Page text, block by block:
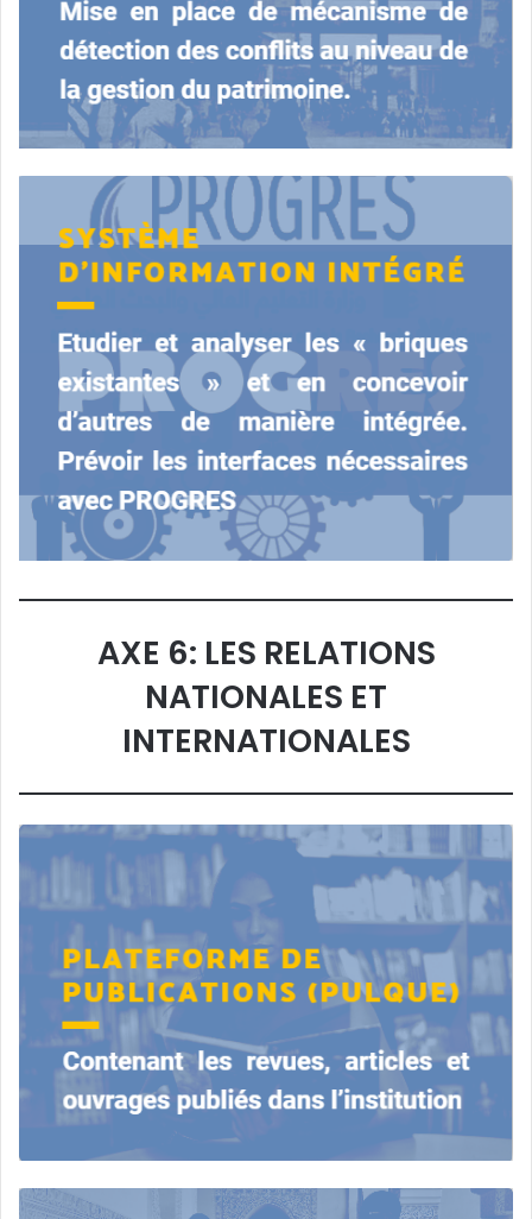
AXE 6: LES RELATIONS
NATIONALES ET
INTERNATIONALES